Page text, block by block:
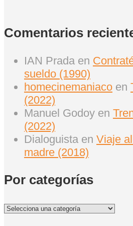
Comentarios
IAN Prada en
sueldo (1990)
homecinemaniaco en
(2022)
Manuel Godoy en
(2022)
Dialoguista en Viaje
madre (2018)
Por categorías
Por